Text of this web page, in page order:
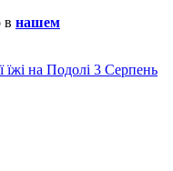
в нашем
їжі на Подолі 3 Серпень